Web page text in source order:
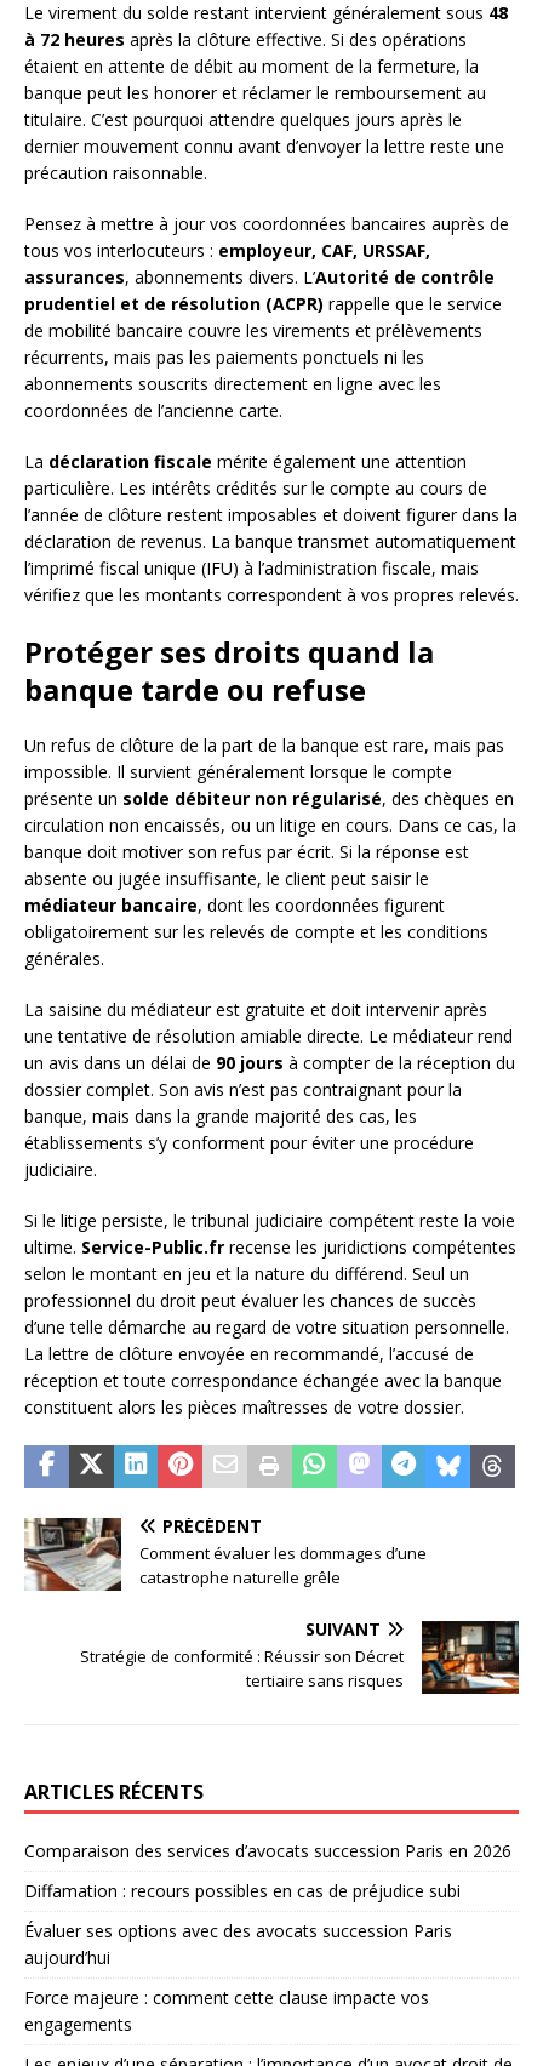
Le virement du solde restant intervient généralement sous 48
à 72 heures après la clôture effective. Si des opérations
étaient en attente de débit au moment de la fermeture, la
banque peut les honorer et réclamer le remboursement au
titulaire. C’est pourquoi attendre quelques jours après le
dernier mouvement connu avant d’envoyer la lettre reste une
précaution raisonnable.
Pensez à mettre à jour vos coordonnées bancaires auprès de
tous vos interlocuteurs : employeur, CAF, URSSAF,
assurances, abonnements divers. L’Autorité de contrôle
prudentiel et de résolution (ACPR) rappelle que le service
de mobilité bancaire couvre les virements et prélèvements
récurrents, mais pas les paiements ponctuels ni les
abonnements souscrits directement en ligne avec les
coordonnées de l’ancienne carte.
La déclaration fiscale mérite également une attention
particulière. Les intérêts crédités sur le compte au cours de
l’année de clôture restent imposables et doivent figurer dans la
déclaration de revenus. La banque transmet automatiquement
l’imprimé fiscal unique (IFU) à l’administration fiscale, mais
vérifiez que les montants correspondent à vos propres relevés.
Protéger ses droits quand la
banque tarde ou refuse
Un refus de clôture de la part de la banque est rare, mais pas
impossible. Il survient généralement lorsque le compte
présente un solde débiteur non régularisé, des chèques en
circulation non encaissés, ou un litige en cours. Dans ce cas, la
banque doit motiver son refus par écrit. Si la réponse est
absente ou jugée insuffisante, le client peut saisir le
médiateur bancaire, dont les coordonnées figurent
obligatoirement sur les relevés de compte et les conditions
générales.
La saisine du médiateur est gratuite et doit intervenir après
une tentative de résolution amiable directe. Le médiateur rend
un avis dans un délai de 90 jours à compter de la réception du
dossier complet. Son avis n’est pas contraignant pour la
banque, mais dans la grande majorité des cas, les
établissements s’y conforment pour éviter une procédure
judiciaire.
Si le litige persiste, le tribunal judiciaire compétent reste la voie
ultime. Service-Public.fr recense les juridictions compétentes
selon le montant en jeu et la nature du différend. Seul un
professionnel du droit peut évaluer les chances de succès
d’une telle démarche au regard de votre situation personnelle.
La lettre de clôture envoyée en recommandé, l’accusé de
réception et toute correspondance échangée avec la banque
constituent alors les pièces maîtresses de votre dossier.
PRÉCÉDENT
Comment évaluer les dommages d’une
catastrophe naturelle grêle
SUIVANT
Stratégie de conformité : Réussir son Décret
tertiaire sans risques
ARTICLES RÉCENTS
Comparaison des services d’avocats succession Paris en 2026
Diffamation : recours possibles en cas de préjudice subi
Évaluer ses options avec des avocats succession Paris
aujourd’hui
Force majeure : comment cette clause impacte vos
engagements